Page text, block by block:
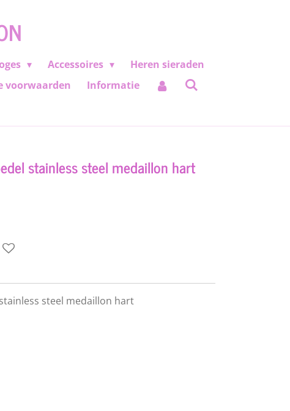
Accessoires
Heren sieraden
voorwaarden Informatie
stainless steel medaillon hart
steel medaillon hart